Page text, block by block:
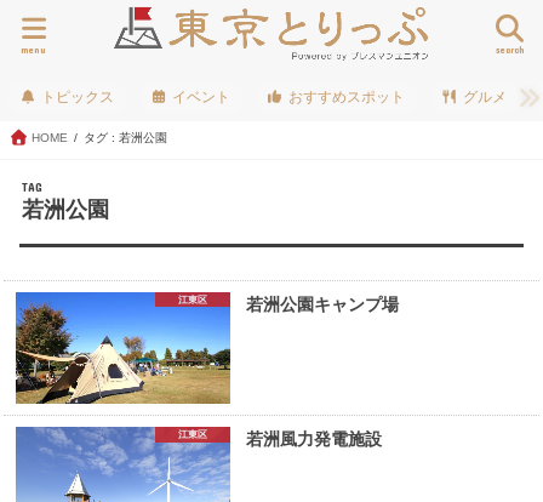
search
menu
トピックス イベント おすすめスポット グルメ
HOME タグ : 若洲公園
TAG
若洲公園
江東区 若洲公園キャンプ場
江東区 若洲風力発電施設